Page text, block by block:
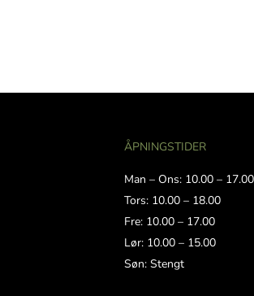
ÅPNINGSTIDER
Man – Ons: 10.00 – 17.00
Tors: 10.00 – 18.00
Fre: 10.00 – 17.00
Lør: 10.00 – 15.00
Søn: Stengt